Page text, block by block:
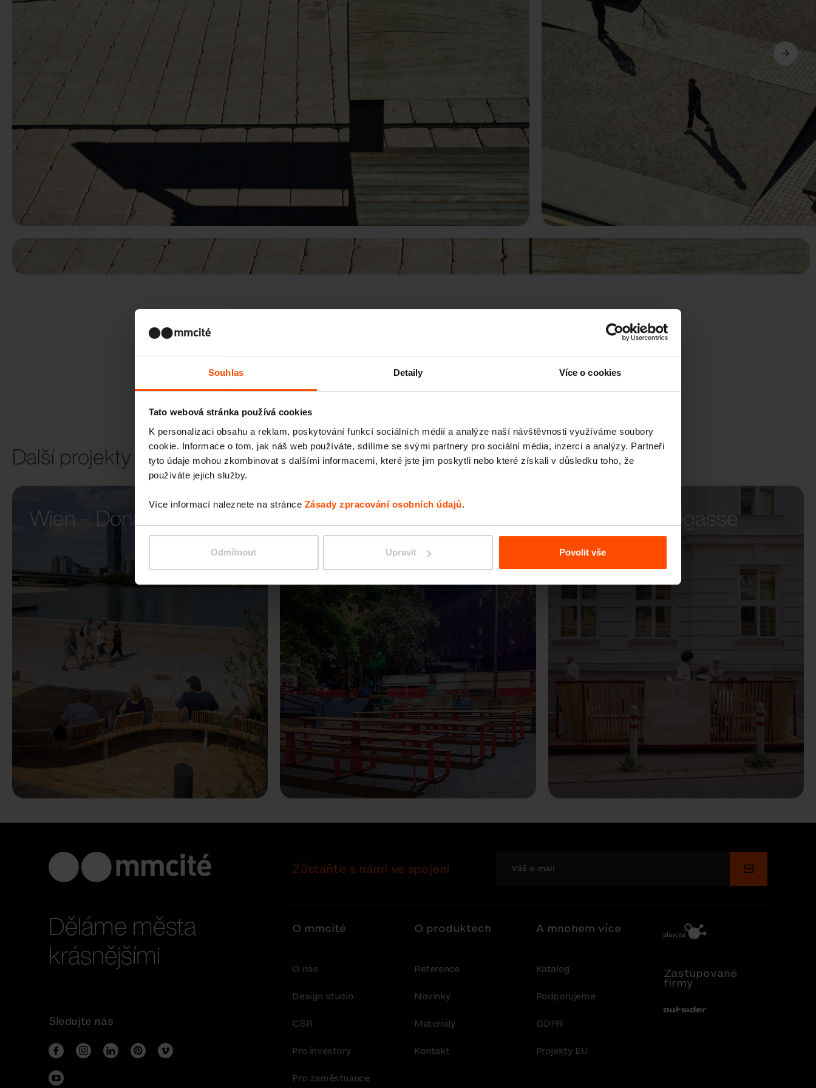
Souhlas Detaily Více o cookies
Tato webová stránka používá cookies
K personalizaci obsahu a reklam, poskytování funkcí sociálních médií a analýze naší návštěvnosti využíváme soubory
cookie. Informace o tom, jak náš web používáte, sdílíme se svými partnery pro sociální média, inzerci a analýzy. Partneři
tyto údaje mohou zkombinovat s dalšími informacemi, které jste jim poskytli nebo které získali v důsledku toho, že
používáte jejich služby.
Více informací naleznete na stránce Zásady zpracování osobních údajů.
Odmítnout Upravit Povolit vše
Předchozí Další
Další projekty
Wien – Donauterasse
Seattle – Popup park Wien – Kandlgasse
Děláme města
krásnějšími
Sledujte nás
Zůstaňte s námi ve spojení Odeslat
O mmcité
O nás
Design studio
CSR
Pro investory
Pro zaměstnance
O produktech
Reference
Novinky
Materiály
Kontakt
A mnohem více
Katalog
Podporujeme
GDPR
Projekty EU
Zastupované
firmy
Out-Sider